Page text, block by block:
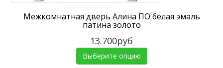
Межкомнатная дверь Алина ПО белая эмаль
патина золото
13.700руб
Выберите опцию